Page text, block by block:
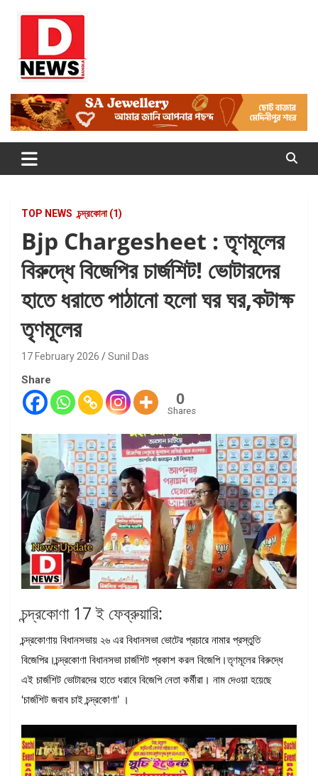
Dnews
#Medinipur24X7News
TOP NEWS চন্দ্রকোনা (1)
Bjp Chargesheet : তৃণমূলের
বিরুদ্ধে বিজেপির চার্জশিট! ভোটারদের
হাতে ধরাতে পাঠানো হলো ঘর ঘর,কটাক্ষ
তৃণমূলের
17 February 2026 Sunil Das
Share
0
Shares
চন্দ্রকোণা 17 ই ফেব্রুয়ারি:
চন্দ্রকোণায় বিধানসভায় ২৬ এর বিধানসভা ভোটের প্রচারে নামার প্রস্তুতি
বিজেপির।চন্দ্রকোণা বিধানসভা চার্জশিট প্রকাশ করল বিজেপি।তৃণমূলের বিরুদ্ধে
এই চার্জশিট ভোটারদের হাতে ধরাবে বিজেপি নেতা কর্মীরা। নাম দেওয়া হয়েছে
‘চার্জশিট জবাব চাই চন্দ্রকোণা’ ।